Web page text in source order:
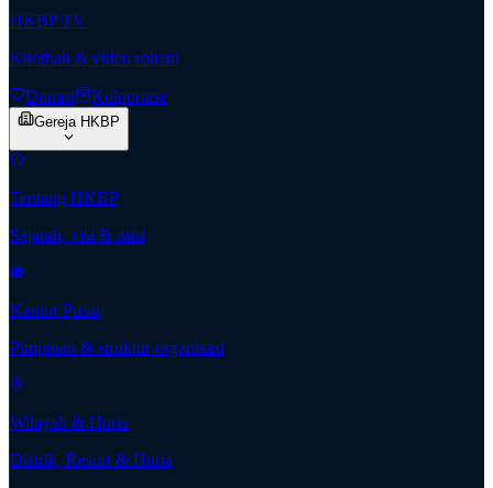
HKBP TV
Khotbah & video rohani
Donasi Kolportase
Gereja HKBP
Tentang HKBP
Sejarah, visi & misi
Kantor Pusat
Pimpinan & struktur organisasi
Wilayah & Huria
Distrik, Resort & Huria